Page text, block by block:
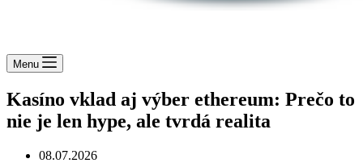
Menu
Kasíno vklad aj výber ethereum: Prečo to
nie je len hype, ale tvrdá realita
08.07.2026